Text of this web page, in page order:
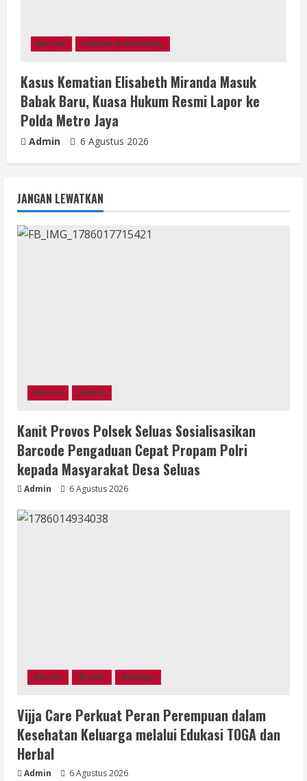
Berita Hukum & Kriminal,
Kasus Kematian Elisabeth Miranda Masuk
Babak Baru, Kuasa Hukum Resmi Lapor ke
Polda Metro Jaya
Admin 6 Agustus 2026
JANGAN LEWATKAN
Berita Jurnal
Kanit Provos Polsek Seluas Sosialisasikan
Barcode Pengaduan Cepat Propam Polri
kepada Masyarakat Desa Seluas
Admin 6 Agustus 2026
Berita Bisnis Budaya
Vijja Care Perkuat Peran Perempuan dalam
Kesehatan Keluarga melalui Edukasi TOGA dan
Herbal
Admin 6 Agustus 2026